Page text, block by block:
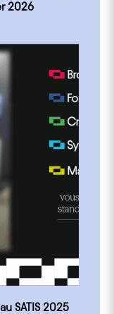
2026
SATIS 2025